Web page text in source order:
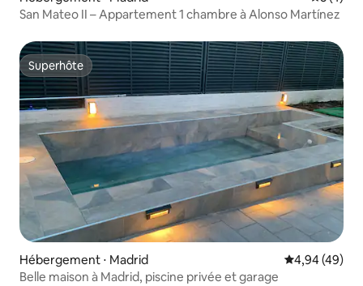
San Mateo II – Appartement 1 chambre à Alonso Martínez
Superhôte
Superhôte
Hébergement ⋅ Madrid Évaluation
4,94 (49)
Belle maison à Madrid, piscine privée et garage